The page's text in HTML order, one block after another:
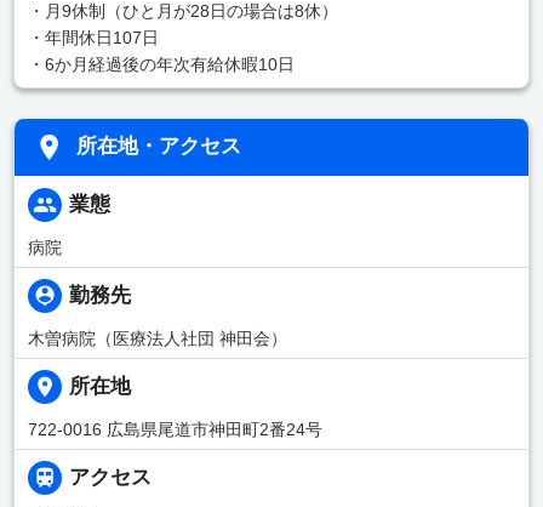
・月9休制（ひと月が28日の場合は8休）
・年間休日107日
・6か月経過後の年次有給休暇10日
所在地・アクセス
業態
病院
勤務先
木曽病院（医療法人社団 神田会）
所在地
722-0016 広島県尾道市神田町2番24号
アクセス